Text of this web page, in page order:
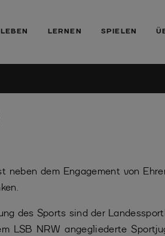
LERNEN SPIELEN
dem Engagement von
des Sports sind der
LSB NRW angegliederte